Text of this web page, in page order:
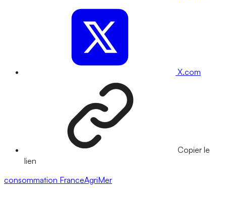
X.com
Copier le
lien
consommation FranceAgriMer